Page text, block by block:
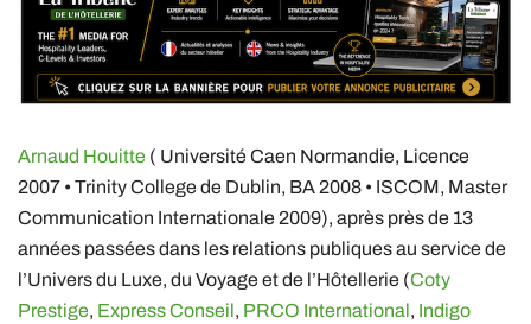
Arnaud Houitte ( Université Caen Normandie, Licence
2007 • Trinity College de Dublin, BA 2008 • ISCOM, Master
Communication Internationale 2009), après près de 13
années passées dans les relations publiques au service de
l’Univers du Luxe, du Voyage et de l’Hôtellerie (Coty
Prestige, Express Conseil, PRCO International, Indigo